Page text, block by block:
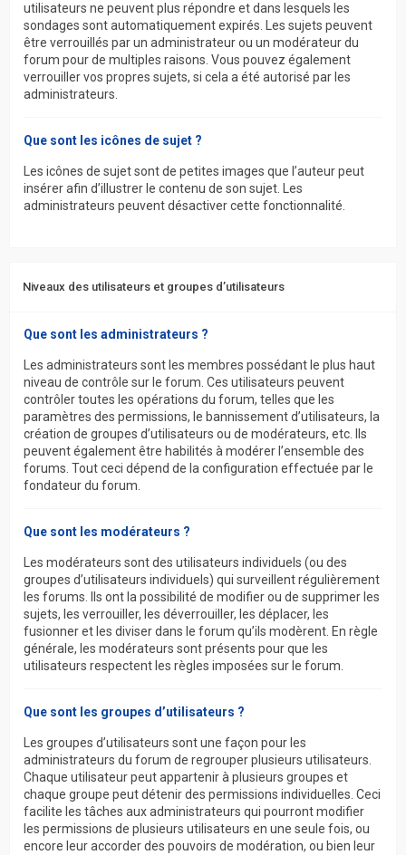
utilisateurs ne peuvent plus répondre et dans lesquels les
sondages sont automatiquement expirés. Les sujets peuvent
être verrouillés par un administrateur ou un modérateur du
forum pour de multiples raisons. Vous pouvez également
verrouiller vos propres sujets, si cela a été autorisé par les
administrateurs.
Que sont les icônes de sujet ?
Les icônes de sujet sont de petites images que l’auteur peut
insérer afin d’illustrer le contenu de son sujet. Les
administrateurs peuvent désactiver cette fonctionnalité.
Niveaux des utilisateurs et groupes d’utilisateurs
Que sont les administrateurs ?
Les administrateurs sont les membres possédant le plus haut
niveau de contrôle sur le forum. Ces utilisateurs peuvent
contrôler toutes les opérations du forum, telles que les
paramètres des permissions, le bannissement d’utilisateurs, la
création de groupes d’utilisateurs ou de modérateurs, etc. Ils
peuvent également être habilités à modérer l’ensemble des
forums. Tout ceci dépend de la configuration effectuée par le
fondateur du forum.
Que sont les modérateurs ?
Les modérateurs sont des utilisateurs individuels (ou des
groupes d’utilisateurs individuels) qui surveillent régulièrement
les forums. Ils ont la possibilité de modifier ou de supprimer les
sujets, les verrouiller, les déverrouiller, les déplacer, les
fusionner et les diviser dans le forum qu’ils modèrent. En règle
générale, les modérateurs sont présents pour que les
utilisateurs respectent les règles imposées sur le forum.
Que sont les groupes d’utilisateurs ?
Les groupes d’utilisateurs sont une façon pour les
administrateurs du forum de regrouper plusieurs utilisateurs.
Chaque utilisateur peut appartenir à plusieurs groupes et
chaque groupe peut détenir des permissions individuelles. Ceci
facilite les tâches aux administrateurs qui pourront modifier
les permissions de plusieurs utilisateurs en une seule fois, ou
encore leur accorder des pouvoirs de modération, ou bien leur